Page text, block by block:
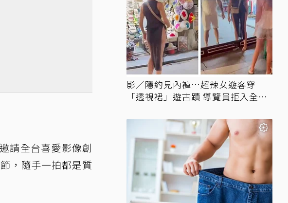
請全台喜愛影像創
，隨手一拍都是質
影／隱約見內褲…超辣女遊客穿
「透視裙」遊古蹟 導覽員拒入全網